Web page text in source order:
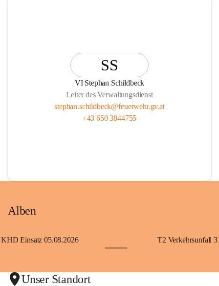
SS
VI Stephan Schildbeck
Leiter des Verwaltungsdienst
stephan.schildbeck@feuerwehr.gv.at
+43 650 3844755
Alben
KHD Einsatz 05.08.2026 T2 Verkehrsunfall
Unser Standort